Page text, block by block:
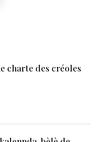
charte des créoles